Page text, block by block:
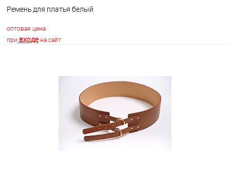
Ремень для платья белый
оптовая цена
при входена сайт
В наличии